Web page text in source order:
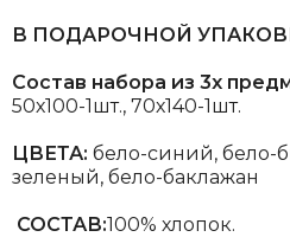
В ПОДАРОЧНОЙ
Состав набора из 3х
50х100-1шт., 70х140-1шт.
ЦВЕТА: бело-синий, бело-
зеленый, бело-баклажан
СОСТАВ:100% хлопок.